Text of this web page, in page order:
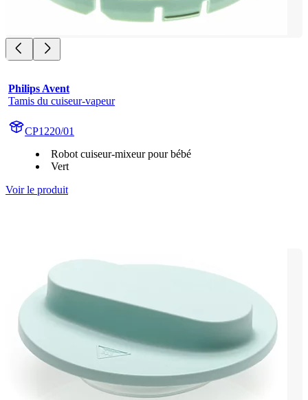
Philips Avent
Tamis du cuiseur-vapeur
CP1220/01
Robot cuiseur-mixeur pour bébé
Vert
Voir le produit